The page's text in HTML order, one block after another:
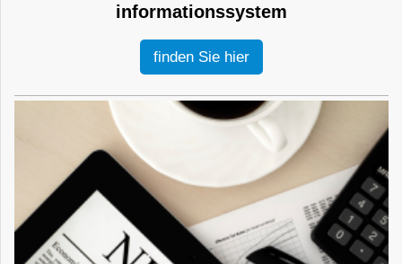
informationssystem
finden Sie hier